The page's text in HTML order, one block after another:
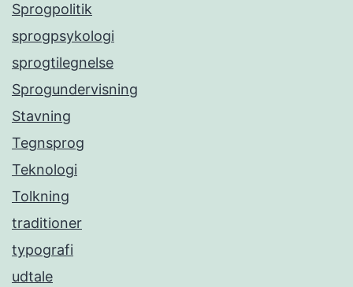
Sprogpolitik
sprogpsykologi
sprogtilegnelse
Sprogundervisning
Stavning
Tegnsprog
Teknologi
Tolkning
traditioner
typografi
udtale